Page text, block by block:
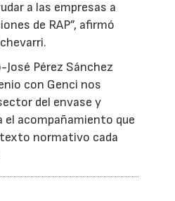
a las empresas a
de RAP”, afirmó
Pérez Sánchez
con Genci nos
del envase y
el acompañamiento que
normativo cada